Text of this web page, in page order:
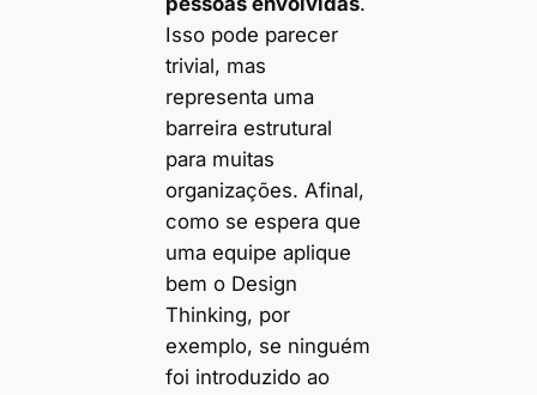
Isso pode parecer
trivial, mas
representa uma
barreira estrutural
para muitas
organizações. Afinal,
como se espera que
uma equipe aplique
bem o Design
Thinking, por
exemplo, se ninguém
foi introduzido ao